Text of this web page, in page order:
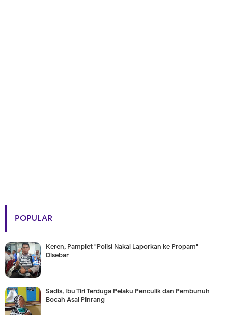
POPULAR
Keren, Pamplet "Polisi Nakal Laporkan ke Propam"
Disebar
Sadis, Ibu Tiri Terduga Pelaku Penculik dan Pembunuh
Bocah Asal Pinrang